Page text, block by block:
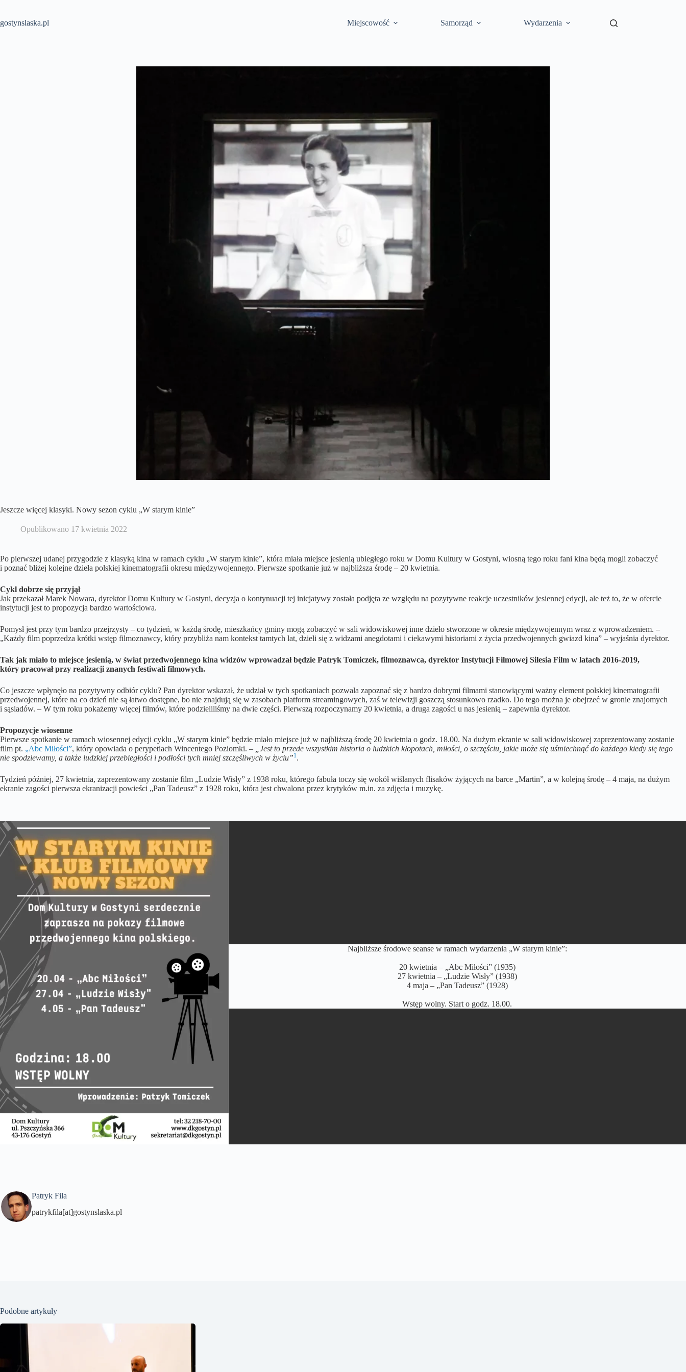
treści
gostynslaska.pl Miejscowość Samorząd Wydarzenia
Jeszcze więcej klasyki. Nowy sezon cyklu „W starym kinie”
Opublikowano 17 kwietnia 2022
Po pierwszej udanej przygodzie z klasyką kina w ramach cyklu „W starym kinie”, która miała miejsce jesienią ubiegłego roku w Domu Kultury w Gostyni, wiosną tego roku fani kina będą mogli zobaczyć
i poznać bliżej kolejne dzieła polskiej kinematografii okresu międzywojennego. Pierwsze spotkanie już w najbliższa środę – 20 kwietnia.
Cykl dobrze się przyjął
Jak przekazał Marek Nowara, dyrektor Domu Kultury w Gostyni, decyzja o kontynuacji tej inicjatywy została podjęta ze względu na pozytywne reakcje uczestników jesiennej edycji, ale też to, że w ofercie
instytucji jest to propozycja bardzo wartościowa.
Pomysł jest przy tym bardzo przejrzysty – co tydzień, w każdą środę, mieszkańcy gminy mogą zobaczyć w sali widowiskowej inne dzieło stworzone w okresie międzywojennym wraz z wprowadzeniem. –
„Każdy film poprzedza krótki wstęp filmoznawcy, który przybliża nam kontekst tamtych lat, dzieli się z widzami anegdotami i ciekawymi historiami z życia przedwojennych gwiazd kina” – wyjaśnia dyrektor.
Tak jak miało to miejsce jesienią, w świat przedwojennego kina widzów wprowadzał będzie Patryk Tomiczek, filmoznawca, dyrektor Instytucji Filmowej Silesia Film w latach 2016-2019,
który pracował przy realizacji znanych festiwali filmowych.
Co jeszcze wpłynęło na pozytywny odbiór cyklu? Pan dyrektor wskazał, że udział w tych spotkaniach pozwala zapoznać się z bardzo dobrymi filmami stanowiącymi ważny element polskiej kinematografii
przedwojennej, które na co dzień nie są łatwo dostępne, bo nie znajdują się w zasobach platform streamingowych, zaś w telewizji goszczą stosunkowo rzadko. Do tego można je obejrzeć w gronie znajomych
i sąsiadów. – W tym roku pokażemy więcej filmów, które podzieliliśmy na dwie części. Pierwszą rozpoczynamy 20 kwietnia, a druga zagości u nas jesienią – zapewnia dyrektor.
Propozycje wiosenne
Pierwsze spotkanie w ramach wiosennej edycji cyklu „W starym kinie” będzie miało miejsce już w najbliższą środę 20 kwietnia o godz. 18.00. Na dużym ekranie w sali widowiskowej zaprezentowany zostanie
film pt. „Abc Miłości”, który opowiada o perypetiach Wincentego Poziomki. –
„Jest to przede wszystkim historia o ludzkich kłopotach, miłości, o szczęściu, jakie może się uśmiechnąć do każdego kiedy się tego
nie spodziewamy, a także ludzkiej przebiegłości i podłości tych mniej szczęśliwych w życiu”1.
Tydzień później, 27 kwietnia, zaprezentowany zostanie film „Ludzie Wisły” z 1938 roku, którego fabuła toczy się wokół wiślanych flisaków żyjących na barce „Martin”, a w kolejną środę – 4 maja, na dużym
ekranie zagości pierwsza ekranizacji powieści „Pan Tadeusz” z 1928 roku, która jest chwalona przez krytyków m.in. za zdjęcia i muzykę.
Najbliższe środowe seanse w ramach wydarzenia „W starym kinie”:
20 kwietnia – „Abc Miłości” (1935)
27 kwietnia – „Ludzie Wisły” (1938)
4 maja – „Pan Tadeusz” (1928)
Wstęp wolny. Start o godz. 18.00.
Patryk Fila
patrykfila[at]gostynslaska.pl
Podobne artykuły